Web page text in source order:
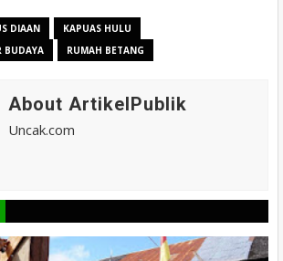
DIAAN
KAPUAS HULU
BUDAYA
RUMAH BETANG
About ArtikelPublik
Uncak.com